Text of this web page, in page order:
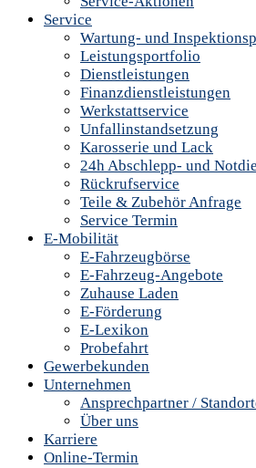
Service
Wartung- und
Leistungsportfolio
Dienstleistungen
Finanzdienstleistungen
Werkstattservice
Unfallinstandsetzung
Karosserie und Lack
24h Abschlepp- und
Rückrufservice
Teile & Zubehör Anfrage
Service Termin
E-Mobilität
E-Fahrzeugbörse
E-Fahrzeug-Angebote
Zuhause Laden
E-Förderung
E-Lexikon
Probefahrt
Gewerbekunden
Unternehmen
Ansprechpartner /
Über uns
Karriere
Online-Termin